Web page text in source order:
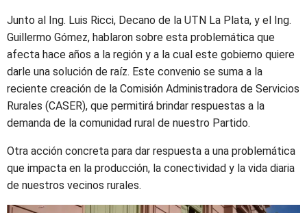
Junto al Ing. Luis Ricci, Decano de la UTN La Plata, y el Ing.
Guillermo Gómez, hablaron sobre esta problemática que
afecta hace años a la región y a la cual este gobierno quiere
darle una solución de raíz. Este convenio se suma a la
reciente creación de la Comisión Administradora de Servicios
Rurales (CASER), que permitirá brindar respuestas a la
demanda de la comunidad rural de nuestro Partido.
Otra acción concreta para dar respuesta a una problemática
que impacta en la producción, la conectividad y la vida diaria
de nuestros vecinos rurales.